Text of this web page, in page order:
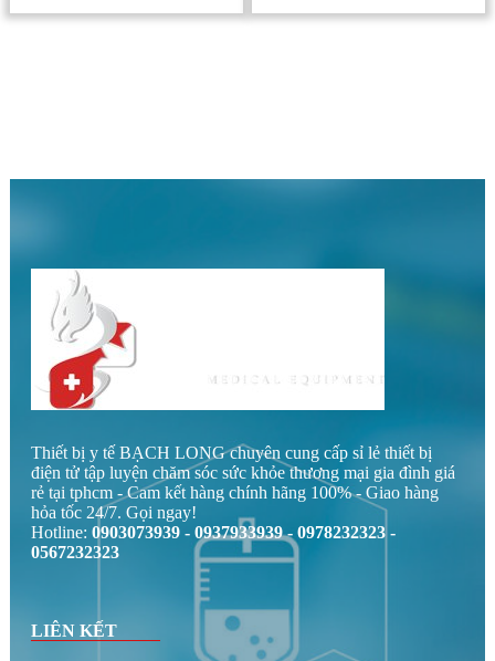
Thiết bị y tế BẠCH LONG chuyên cung cấp sỉ lẻ thiết bị
điện tử tập luyện chăm sóc sức khỏe thương mại gia đình giá
rẻ tại tphcm - Cam kết hàng chính hãng 100% - Giao hàng
hỏa tốc 24/7. Gọi ngay!
Hotline: 0903073939 - 0937933939 - 0978232323 -
0567232323
LIÊN KẾT